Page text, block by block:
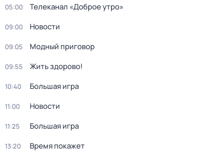
05:00 Телеканал «Доброе утро»
09:00 Новости
09:05 Модный приговор
09:55 Жить здорово!
10:40 Большая игра
11:00 Новости
11:25 Большая игра
13:20 Время покажет